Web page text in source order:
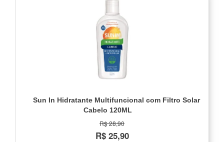
Sun In Hidratante Multifuncional com Filtro Solar
Cabelo 120ML
R$ 28,90
R$ 25,90